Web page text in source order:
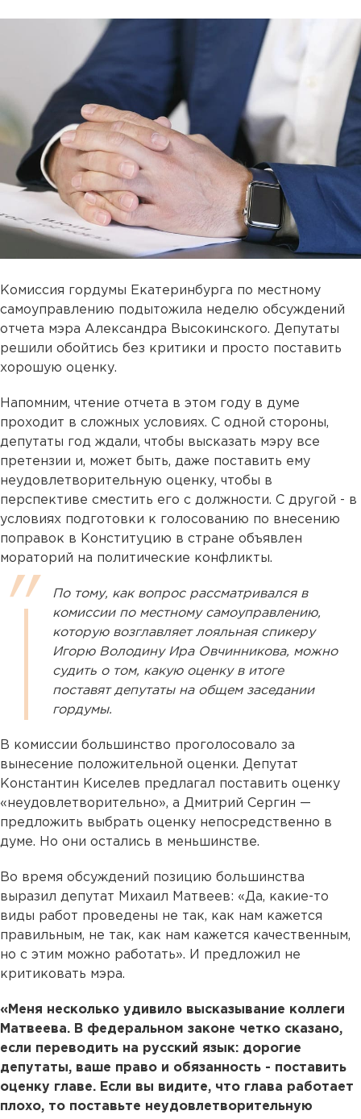
Комиссия гордумы Екатеринбурга по местному
самоуправлению подытожила неделю обсуждений
отчета мэра Александра Высокинского. Депутаты
решили обойтись без критики и просто поставить
хорошую оценку.
Напомним, чтение отчета в этом году в думе
проходит в сложных условиях. С одной стороны,
депутаты год ждали, чтобы высказать мэру все
претензии и, может быть, даже поставить ему
неудовлетворительную оценку, чтобы в
перспективе сместить его с должности. С другой - в
условиях подготовки к голосованию по внесению
поправок в Конституцию в стране объявлен
мораторий на политические конфликты.
По тому, как вопрос рассматривался в
комиссии по местному самоуправлению,
которую возглавляет лояльная спикеру
Игорю Володину Ира Овчинникова, можно
судить о том, какую оценку в итоге
поставят депутаты на общем заседании
гордумы.
В комиссии большинство проголосовало за
вынесение положительной оценки. Депутат
Константин Киселев предлагал поставить оценку
«неудовлетворительно», а Дмитрий Сергин —
предложить выбрать оценку непосредственно в
думе. Но они остались в меньшинстве.
Во время обсуждений позицию большинства
выразил депутат Михаил Матвеев: «Да, какие-то
виды работ проведены не так, как нам кажется
правильным, не так, как нам кажется качественным,
но с этим можно работать». И предложил не
критиковать мэра.
«Меня несколько удивило высказывание коллеги
Матвеева. В федеральном законе четко сказано,
если переводить на русский язык: дорогие
депутаты, ваше право и обязанность - поставить
оценку главе. Если вы видите, что глава работает
плохо, то поставьте неудовлетворительную